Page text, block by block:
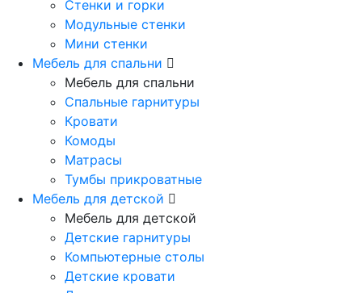
Стенки и горки
Модульные стенки
Мини стенки
Мебель для спальни
Мебель для спальни
Спальные гарнитуры
Кровати
Комоды
Матрасы
Тумбы прикроватные
Мебель для детской
Мебель для детской
Детские гарнитуры
Компьютерные столы
Детские кровати